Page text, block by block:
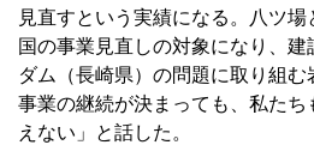
見直すという実績になる。八ツ場
国の事業見直しの対象になり、
ダム（長崎県）の問題に取り組む
事業の継続が決まっても、私た
えない」と話した。